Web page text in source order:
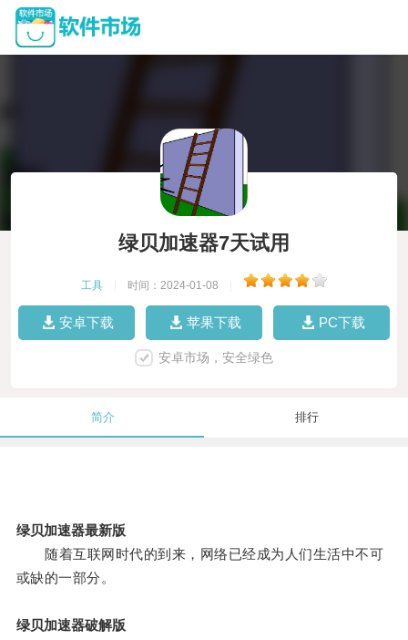
绿贝加速器7天试用
工具 时间：2024-01-08
安卓下载 苹果下载 PC下载
安卓市场，安全绿色
简介 排行
绿贝加速器最新版
随着互联网时代的到来，网络已经成为人们生活中不可
或缺的一部分。
绿贝加速器破解版